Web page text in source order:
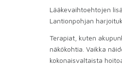
Lääkevaihtoehtojen
Lantionpohjan
Terapiat, kuten
näkökohtia. Vaikka
kokonaisvaltaista